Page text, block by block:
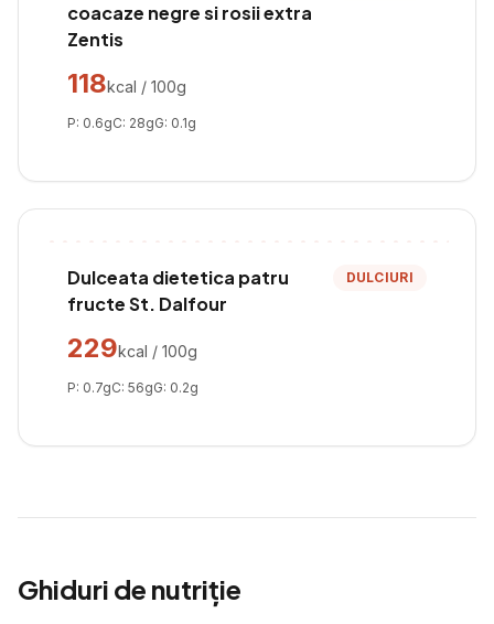
coacaze negre si rosii extra
Zentis
118kcal / 100g
P: 0.6gC: 28gG: 0.1g
Dulceata dietetica patru
fructe St. Dalfour
DULCIURI
229kcal / 100g
P: 0.7gC: 56gG: 0.2g
Ghiduri de nutriție